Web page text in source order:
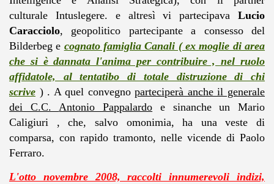
culturaleIntuslegere. e altresì vi partecipavaLucio
Caracciolo, geopolitico partecipante a consesso del
Bilderbeg e cognato famiglia Canali ( ex moglie di area
che si è dannata l'anima per contribuire , nel ruolo
affidatole, al tentatibo di totale distruzione di chi
scrive) . A quel convegnoparteciperà anche il generale
dei C.C. Antonio Pappalardo e sinanche un Mario
Caligiuri , che, salvo omonimia, ha una veste di
comparsa, con rapido tramonto, nelle vicende di Paolo
Ferraro.
L'otto novembre 2008, raccolti innumerevoli indizi,